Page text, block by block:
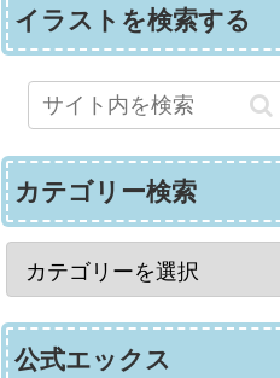
イラストを検索する
カテゴリー検索
公式エックス